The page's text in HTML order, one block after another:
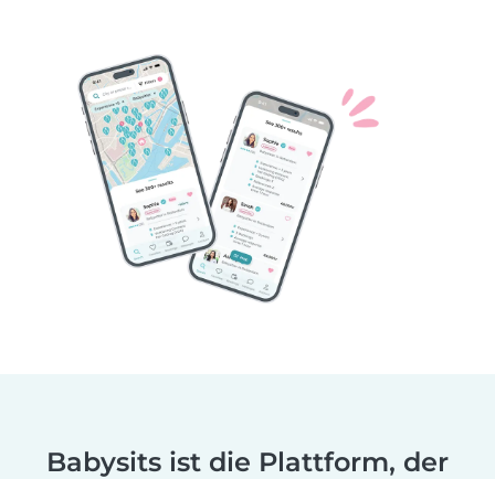
Babysits ist die Plattform, der